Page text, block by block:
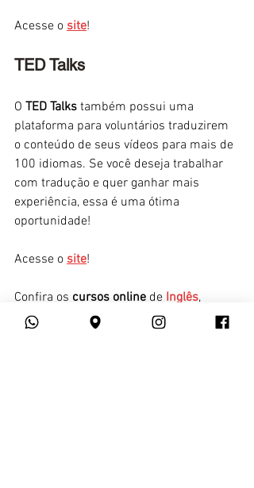
Acesse o site!
TED Talks
O TED Talks também possui uma
plataforma para voluntários traduzirem
o conteúdo de seus vídeos para mais de
100 idiomas. Se você deseja trabalhar
com tradução e quer ganhar mais
experiência, essa é uma ótima
oportunidade!
Acesse o site!
Confira os cursos online de Inglês,
Espanhol
Francês Italiano,